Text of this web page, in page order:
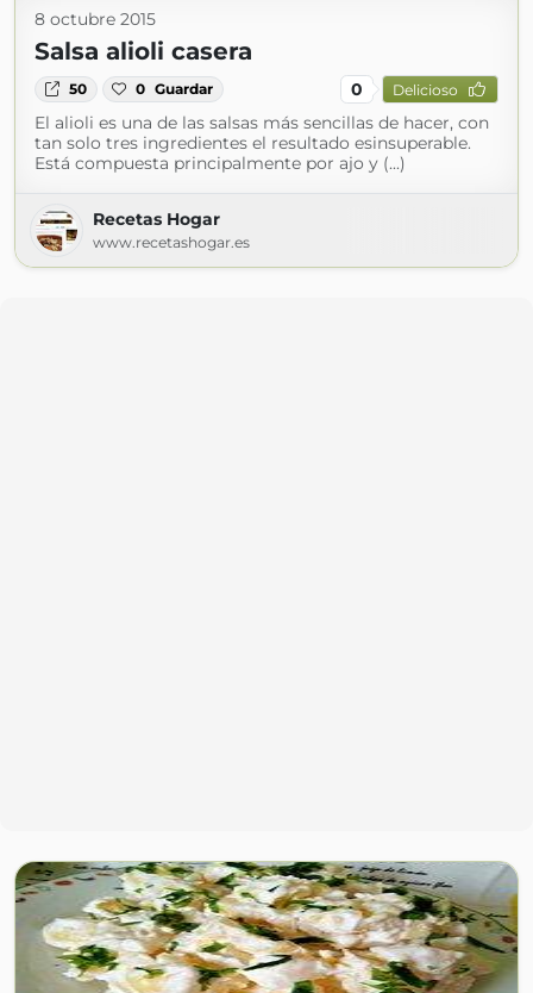
8 octubre 2015
Salsa alioli casera
50 0 Guardar 0 Delicioso
El alioli es una de las salsas más sencillas de hacer, con
tan solo tres ingredientes el resultado esinsuperable.
Está compuesta principalmente por ajo y (...)
Recetas Hogar
www.recetashogar.es